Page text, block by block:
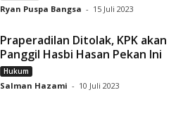
Ryan Puspa Bangsa - 15 Juli 2023
Praperadilan Ditolak, KPK akan
Panggil Hasbi Hasan Pekan Ini
Hukum
Salman Hazami - 10 Juli 2023